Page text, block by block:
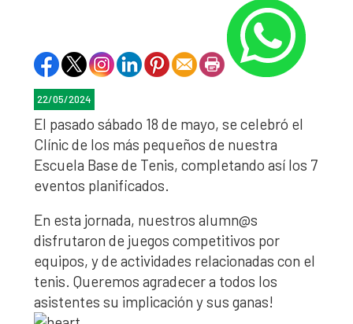
22/05/2024
El pasado sábado 18 de mayo, se celebró el
Clínic de los más pequeños de nuestra
Escuela Base de Tenis, completando así los 7
eventos planificados.
En esta jornada, nuestros alumn@s
disfrutaron de juegos competitivos por
equipos, y de actividades relacionadas con el
tenis. Queremos agradecer a todos los
asistentes su implicación y sus ganas!